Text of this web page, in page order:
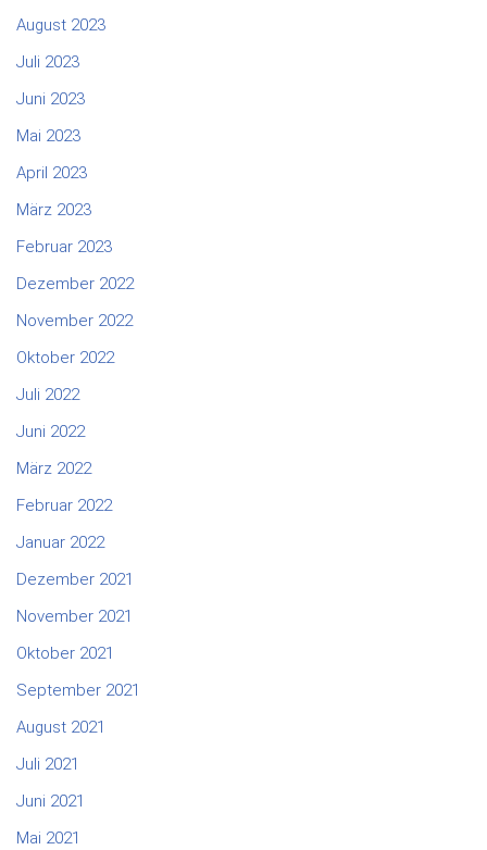
August 2023
Juli 2023
Juni 2023
Mai 2023
April 2023
März 2023
Februar 2023
Dezember 2022
November 2022
Oktober 2022
Juli 2022
Juni 2022
März 2022
Februar 2022
Januar 2022
Dezember 2021
November 2021
Oktober 2021
September 2021
August 2021
Juli 2021
Juni 2021
Mai 2021